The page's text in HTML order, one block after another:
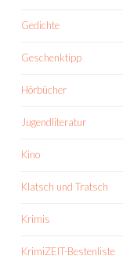
Gedichte
Geschenktipp
Hörbücher
Jugendliteratur
Kino
Klatsch und Tratsch
Krimis
KrimiZEIT-Bestenliste